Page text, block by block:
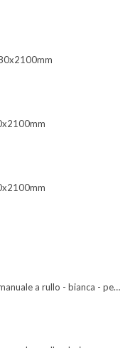
Tenda oscurante interna manuale a rullo - bianca - per finestre misura 102